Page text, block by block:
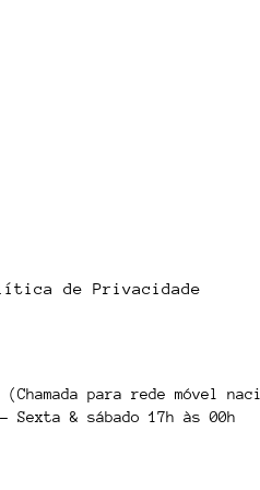
de Privacidade
para rede móvel
& sábado 17h às 00h